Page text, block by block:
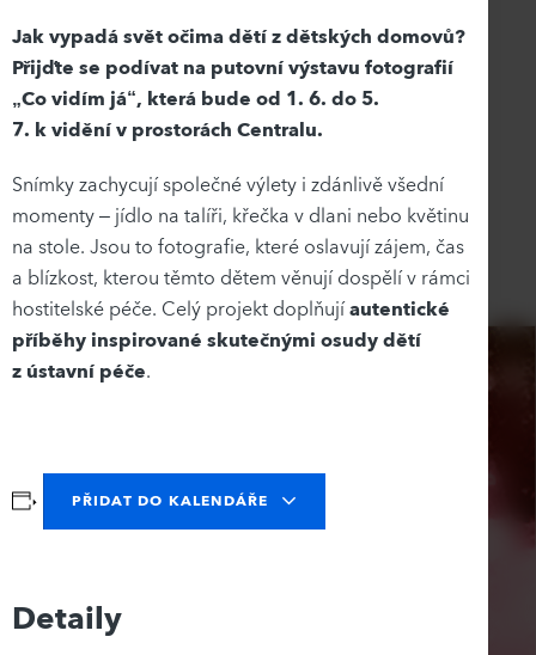
Jak vypadá svět očima dětí z dětských domovů?
Přijďte se podívat na putovní výstavu fotografií
„Co vidím já“, která bude od 1. 6. do 5.
7. k vidění v prostorách Centralu.
Snímky zachycují společné výlety i zdánlivě všední
momenty – jídlo na talíři, křečka v dlani nebo květinu
na stole. Jsou to fotografie, které oslavují zájem, čas
a blízkost, kterou těmto dětem věnují dospělí v rámci
hostitelské péče. Celý projekt doplňujíautentické
příběhy inspirované skutečnými osudy dětí
z ústavní péče.
PŘIDAT DO KALENDÁŘE
Detaily